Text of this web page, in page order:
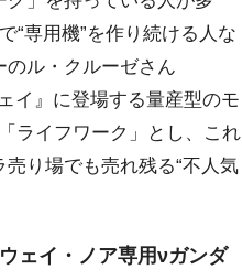
“専用機”を作り続ける人な
のル・クルーゼさん
イ』に登場する量産型のモ
ライフワーク」とし、これ
り場でも売れ残る“不人気
ェイ・ノア専用νガンダ